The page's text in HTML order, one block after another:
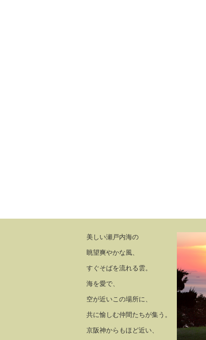
美しい瀬戸内海の
眺望爽やかな風、
すぐそばを流れる雲。
海を愛で、
空が近いこの場所に、
共に愉しむ仲間たちが集う。
京阪神からもほど近い、